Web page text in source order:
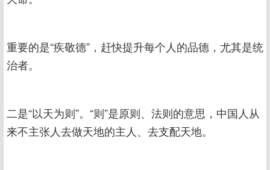
重要的是“疾敬德”，赶快提升每个人的品德，尤其是统
治者。
二是“以天为则”。“则”是原则、法则的意思，中国人从
来不主张人去做天地的主人、去支配天地。